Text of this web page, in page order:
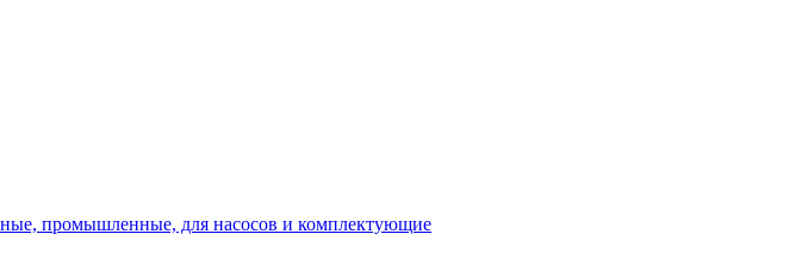
промышленные, для насосов и комплектующие